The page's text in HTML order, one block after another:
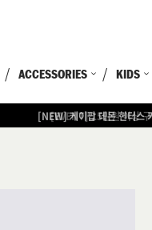
ACCESSORIES KIDS
[EVENT] 15만원 이상